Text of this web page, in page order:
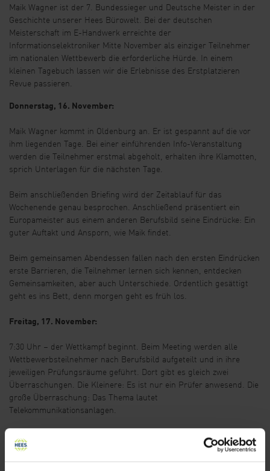
Maik Wagner ist der 7. Bundessieger und Deutsche Meister in der
Geschichte unserer Hees Bürowelt. Bei der deutschen
Meisterschaft im E-Handwerk erreichte der
Informationselektroniker Mitte November als einziger Teilnehmer
im nationalen Wettbewerb die erforderliche Hürde. In einem
kleinen Tagebuch lassen wir die Erlebnisse des Erstplatzieren
Revue passieren.
Donnerstag, 16. November:
Maik Wagner kommt in Oldenburg an. Er ist gespannt auf die vor
ihm liegenden Tage. Bei einer einführenden Info-Veranstaltung
werden die Teilnehmer erstmal abgeholt, erhalten ihre Klamotten,
sprich Unterlagen für die nächsten Tage.
Beim anschließenden Briefing wird der Zeitablauf für das
Wochenende genau besprochen. Anschließend präsentiert ein
Europameister aus einem anderen Berufsbild seine Eindrücke: Ein
guter Auftakt und Ansporn, wie Maik findet.
Beim gemeinsamen Abendessen fallen nach den ersten Eindrücken
erste Barrieren, die Teilnehmer lernen sich kennen, entdecken
Gemeinsamkeiten, aber auch Unterschiede. Ordentlich gesättigt
geht es ins Bett, denn morgen geht es früh los.
Freitag, 17. November:
7:30 Uhr – der Wettkampf beginnt. Beim Meeting werden alle
Wettbewerbsteilnehmer nach Berufsbild aufgeteilt und in ihre
jeweiligen Prüfungsräume geführt. Dort gibt es gleich zwei
Überraschungen. Die Kleinere: Es ist nur ein Prüfer anwesend. Die
große Überraschung: Das Thema lautet
Telekommunikationsanlagen.
Für Maik schon ein mittelgroßer Schockmoment: Server und
Netzwerke, sein tägliches Brot. Telefonanlagen? Bislang wegen des
Unternehmensfokus seines Arbeitgebers Hees Bürowelt in seinem